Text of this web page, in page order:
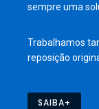
sempre uma
Trabalhamos
reposição
SAIBA+